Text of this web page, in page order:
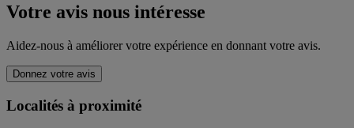
Votre avis nous intéresse
Aidez-nous à améliorer votre expérience en donnant votre avis.
Donnez votre avis
Localités à proximité